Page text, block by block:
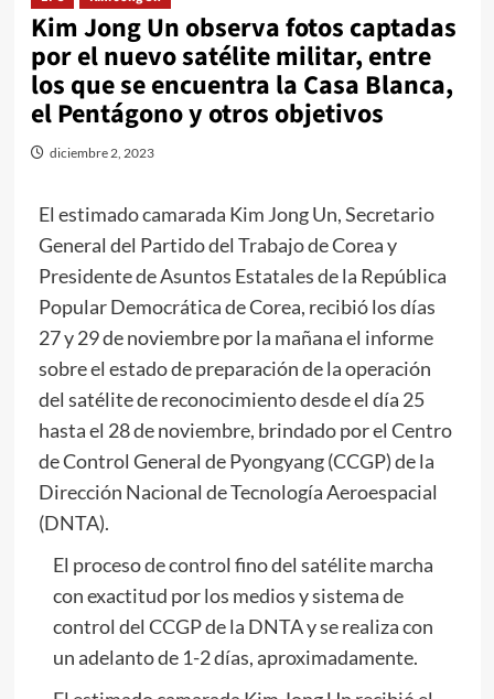
Kim Jong Un observa fotos captadas
por el nuevo satélite militar, entre
los que se encuentra la Casa Blanca,
el Pentágono y otros objetivos
diciembre 2, 2023
El estimado camarada Kim Jong Un, Secretario
General del Partido del Trabajo de Corea y
Presidente de Asuntos Estatales de la República
Popular Democrática de Corea, recibió los días
27 y 29 de noviembre por la mañana el informe
sobre el estado de preparación de la operación
del satélite de reconocimiento desde el día 25
hasta el 28 de noviembre, brindado por el Centro
de Control General de Pyongyang (CCGP) de la
Dirección Nacional de Tecnología Aeroespacial
(DNTA).
El proceso de control fino del satélite marcha
con exactitud por los medios y sistema de
control del CCGP de la DNTA y se realiza con
un adelanto de 1-2 días, aproximadamente.